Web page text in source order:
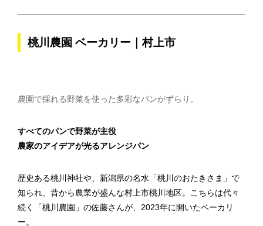
桃川農園 ベーカリー｜村上市
農園で採れる野菜を使った多彩なパンがずらり。
すべてのパンで野菜が主役
農家のアイデアが光るアレンジパン
歴史ある桃川神社や、新潟県の名水「桃川のおたきさま」で
知られ、昔から農業が盛んな村上市桃川地区。こちらは代々
続く「桃川農園」の佐藤さんが、2023年に開いたベーカリ
ー。